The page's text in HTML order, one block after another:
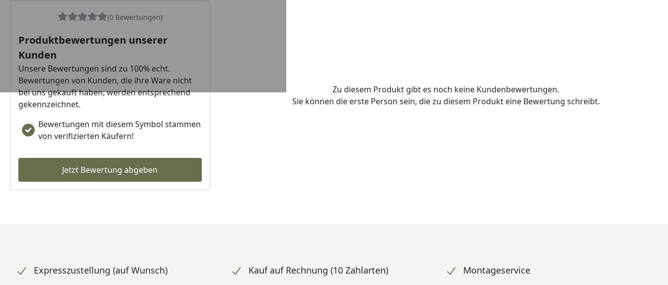
(0 Bewertungen)
Produktbewertungen unserer
Kunden
Unsere Bewertungen sind zu 100% echt.
Bewertungen von Kunden, die ihre Ware nicht
bei uns gekauft haben, werden entsprechend
gekennzeichnet.
Bewertungen mit diesem Symbol stammen
von verifizierten Käufern!
Jetzt Bewertung abgeben
Zu diesem Produkt gibt es noch keine Kundenbewertungen.
Sie können die erste Person sein, die zu diesem Produkt eine Bewertung schreibt.
Expresszustellung (auf Wunsch) Kauf auf Rechnung (10 Zahlarten) Montageservice